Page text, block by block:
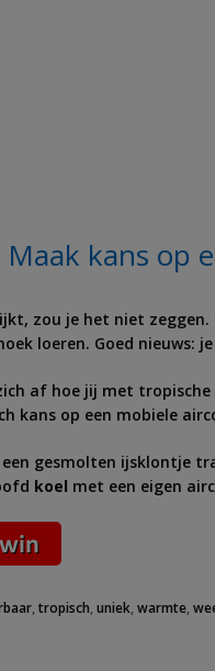
Maak kans op
zou je het niet
loeren. Goed nieuws:
af hoe jij met
kans op een mobiele
gesmolten ijsklontje
koel met een eigen
,tropisch ,uniek ,warmte ,